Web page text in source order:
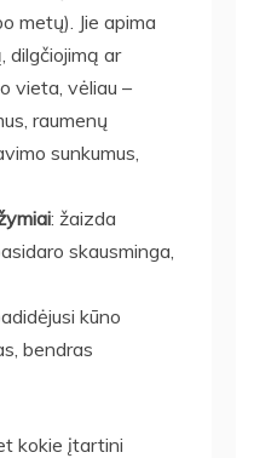
metų). Jie apima
dilgčiojimą ar
vieta, vėliau –
raumenų
sunkumus,
: žaizda
skausminga,
kūno
bendras
kokie įtartini